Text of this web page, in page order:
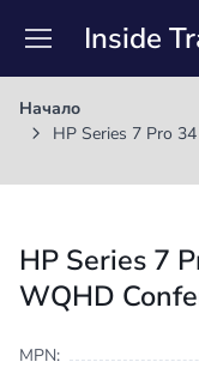
Inside
Начало
HP Series 7 Pro
HP Series 7
WQHD
MPN: